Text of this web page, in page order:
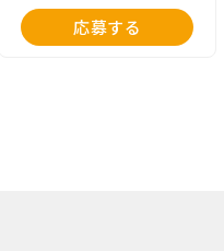
応募する